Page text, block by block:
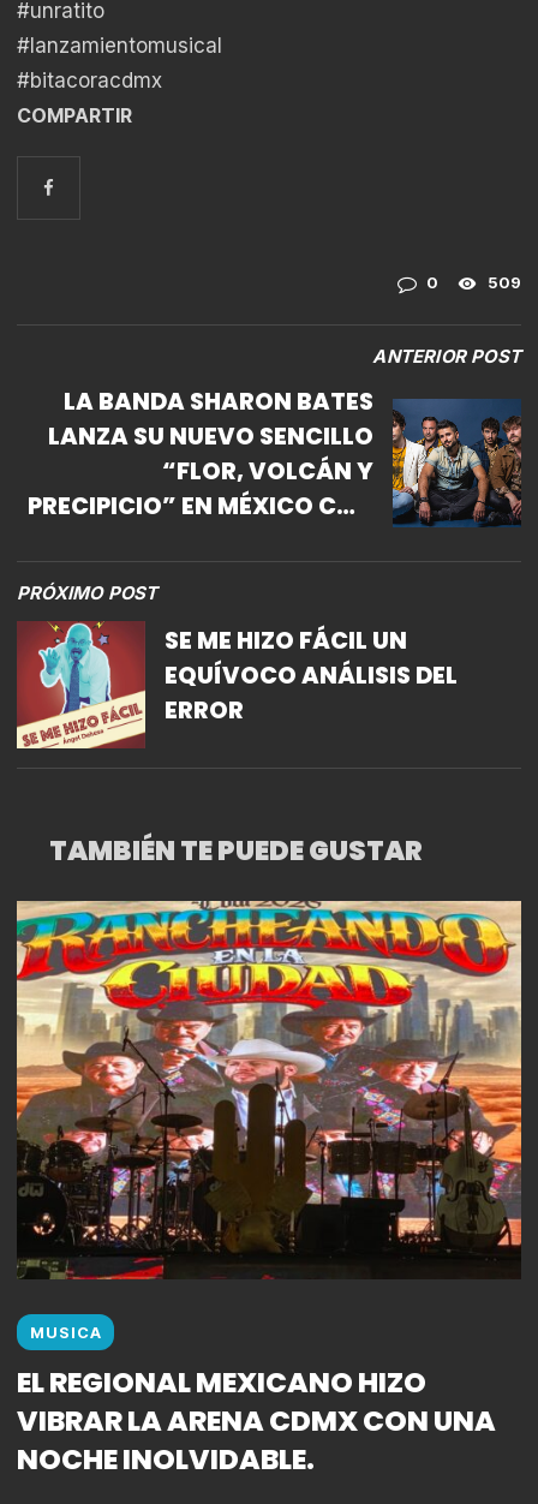
#unratito
#lanzamientomusical
#bitacoracdmx
COMPARTIR
0 509
ANTERIOR POST
LA BANDA SHARON BATES
LANZA SU NUEVO SENCILLO
“FLOR, VOLCÁN Y
PRECIPICIO” EN MÉXICO CON
PRÓXIMO POST
​​SE ME HIZO FÁCIL UN
EQUÍVOCO ANÁLISIS DEL
ERROR
TAMBIÉN TE PUEDE GUSTAR
MUSICA
EL REGIONAL MEXICANO HIZO
VIBRAR LA ARENA CDMX CON UNA
NOCHE INOLVIDABLE.